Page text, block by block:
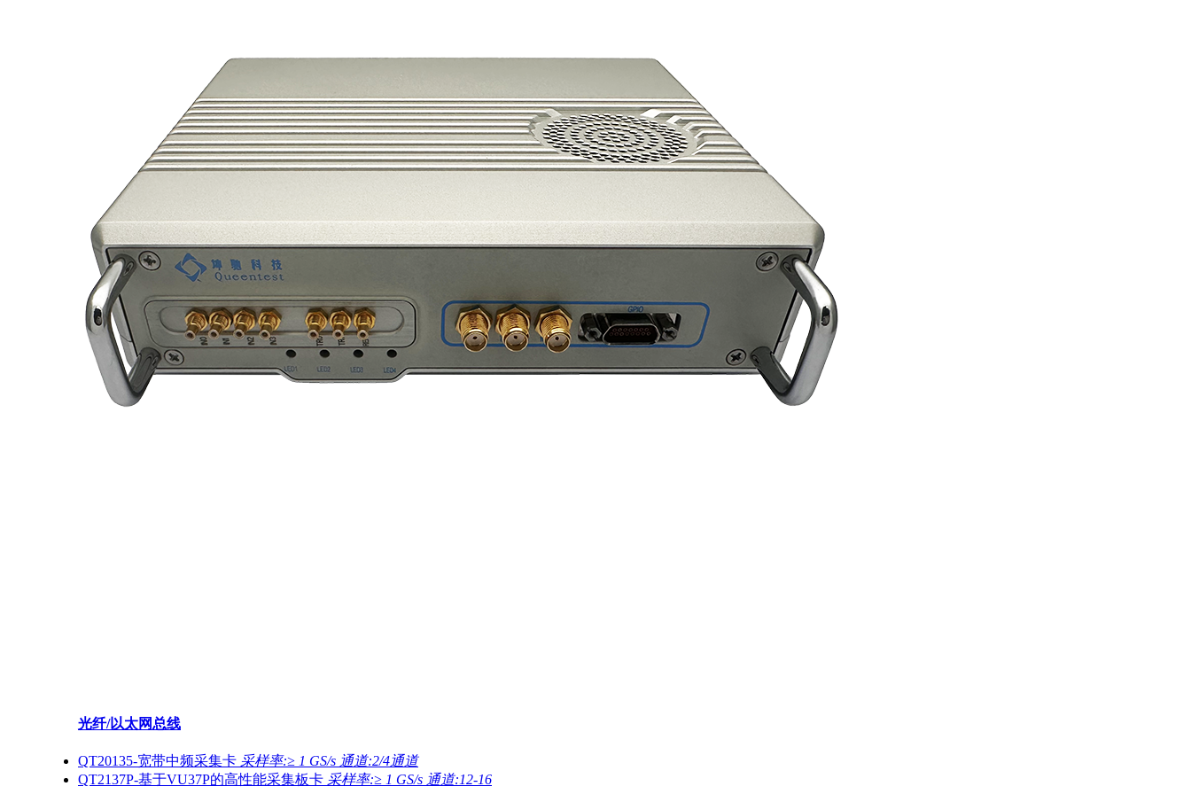
光纤/以太网总线
QT20135-宽带中频采集卡 采样率:≥ 1 GS/s 通道:2/4通道
QT2137P-基于VU37P的高性能采集板卡 采样率:≥ 1 GS/s 通道:12-16